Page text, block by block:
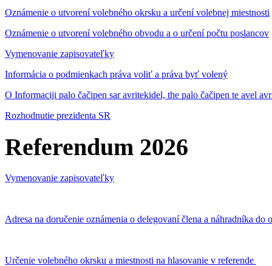
Oznámenie o utvorení volebného okrsku a určení volebnej miestnosti
Oznámenie o utvorení volebného obvodu a o určení počtu poslancov
Vymenovanie zapisovateľky
Informácia o podmienkach práva voliť a práva byť volený
O Informaciji palo čačipen sar avritekidel, the palo čačipen te avel
Rozhodnutie prezidenta SR
Referendum 2026
Vymenovanie zapisovateľky
Adresa na doručenie oznámenia o delegovaní člena a náhradníka
Určenie volebného okrsku a miestnosti na hlasovanie v referende